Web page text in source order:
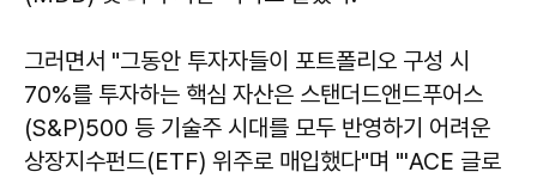
그러면서 "그동안 투자자들이 포트폴리오 구성 시
70%를 투자하는 핵심 자산은 스탠더드앤드푸어스
(S&P)500 등 기술주 시대를 모두 반영하기 어려운
상장지수펀드(ETF) 위주로 매입했다"며 "'ACE 글로